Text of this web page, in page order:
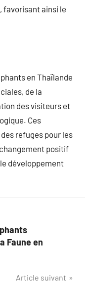
favorisant ainsi le
en Thaïlande
de la
des visiteurs et
Ces
refuges pour les
positif
développement
Faune en
Article suivant